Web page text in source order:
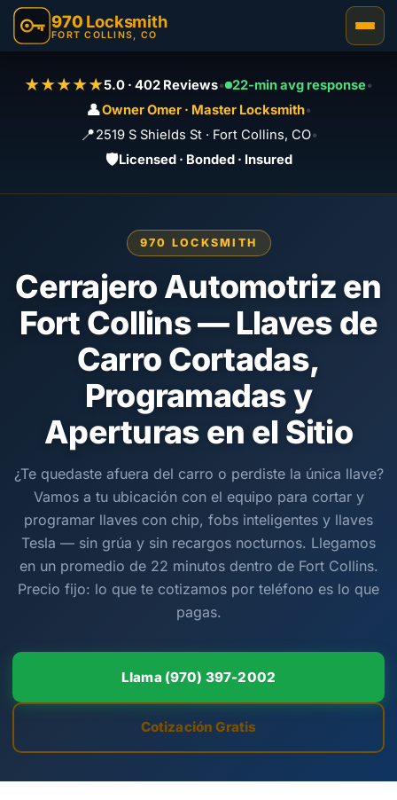
970 Locksmith
FORT COLLINS, CO
★★★★★5.0 · 402 Reviews• 22-min avg response•
👤Owner Omer · Master Locksmith•
📍2519 S Shields St · Fort Collins, CO•
🛡️Licensed · Bonded · Insured
970 LOCKSMITH
Cerrajero Automotriz en
Fort Collins — Llaves de
Carro Cortadas,
Programadas y
Aperturas en el Sitio
¿Te quedaste afuera del carro o perdiste la única llave?
Vamos a tu ubicación con el equipo para cortar y
programar llaves con chip, fobs inteligentes y llaves
Tesla — sin grúa y sin recargos nocturnos. Llegamos
en un promedio de 22 minutos dentro de Fort Collins.
Precio fijo: lo que te cotizamos por teléfono es lo que
pagas.
Llama (970) 397-2002
Cotización Gratis